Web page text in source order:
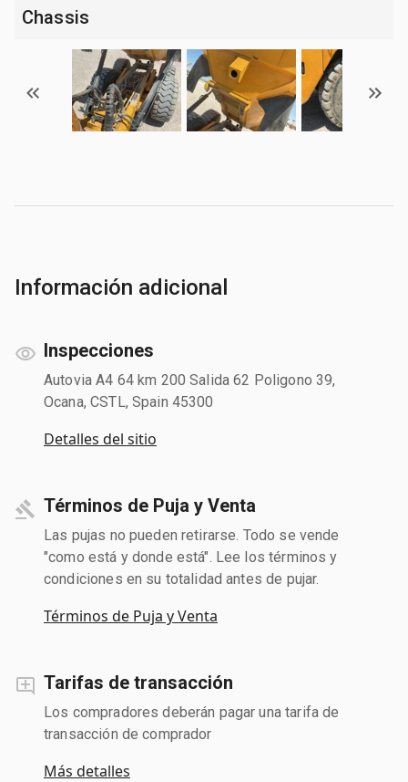
Chassis
Información adicional
Inspecciones
Autovia A4 64 km 200 Salida 62 Poligono 39,
Ocana, CSTL, Spain 45300
Detalles del sitio
Términos de Puja y Venta
Las pujas no pueden retirarse. Todo se vende
"como está y donde está". Lee los términos y
condiciones en su totalidad antes de pujar.
Términos de Puja y Venta
Tarifas de transacción
Los compradores deberán pagar una tarifa de
transacción de comprador
Más detalles